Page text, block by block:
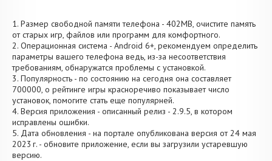
1. Размер свободной памяти телефона - 402MB, очистите память
от старых игр, файлов или программ для комфортного.
2. Операционная система - Android 6+, рекомендуем определить
параметры вашего телефона ведь, из-за несоответствия
требованиям, обнаружатся проблемы с установкой.
3. Популярность - по состоянию на сегодня она составляет
700000, о рейтинге игры красноречиво показывает число
установок, помогите стать еще популярней.
4. Версия приложения - описанный релиз - 2.9.5, в котором
исправлены ошибки.
5. Дата обновления - на портале опубликована версия от 24 мая
2023 г. - обновите приложение, если вы загрузили устаревшую
версию.